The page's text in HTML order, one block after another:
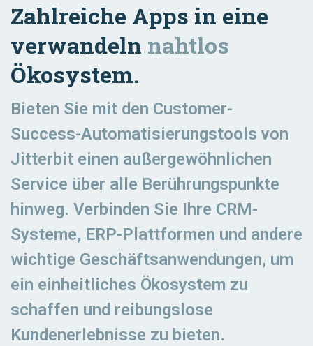
Zahlreiche Apps in eine
verwandeln nahtlos
Ökosystem.
Bieten Sie mit den Customer-
Success-Automatisierungstools von
Jitterbit einen außergewöhnlichen
Service über alle Berührungspunkte
hinweg. Verbinden Sie Ihre CRM-
Systeme, ERP-Plattformen und andere
wichtige Geschäftsanwendungen, um
ein einheitliches Ökosystem zu
schaffen und reibungslose
Kundenerlebnisse zu bieten.